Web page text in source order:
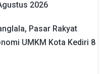
2026
Pasar Rakyat
UMKM Kota Kediri 8